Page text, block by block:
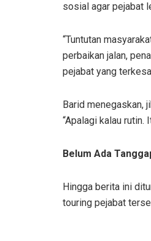
sosial agar pejabat
“Tuntutan
perbaikan jalan,
pejabat yang
Barid menegaskan,
“Apalagi kalau rutin.
Belum Ada
Hingga berita ini
touring pejabat